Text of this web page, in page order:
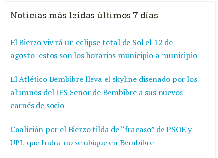
Noticias más leídas últimos 7 días
El Bierzo vivirá un eclipse total de Sol el 12 de
agosto: estos son los horarios municipio a municipio
El Atlético Bembibre lleva el skyline diseñado por los
alumnos del IES Señor de Bembibre a sus nuevos
carnés de socio
Coalición por el Bierzo tilda de “fracaso” de PSOE y
UPL que Indra no se ubique en Bembibre